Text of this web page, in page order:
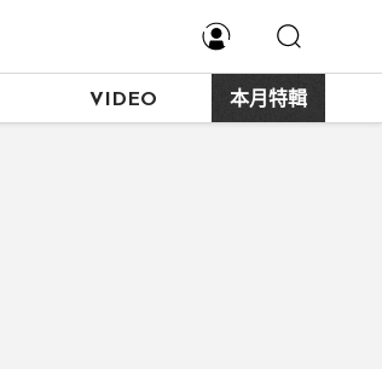
VIDEO 本月特輯